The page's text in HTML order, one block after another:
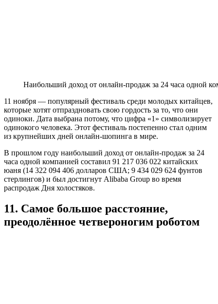
Наибольший доход от онлайн-продаж за 24 часа одной
11 ноября — популярный фестиваль среди молодых китайцев,
которые хотят отпраздновать свою гордость за то, что они
одиноки. Дата выбрана потому, что цифра «1» символизирует
одинокого человека. Этот фестиваль постепенно стал одним
из крупнейших дней онлайн-шопинга в мире.
В прошлом году наибольший доход от онлайн-продаж за 24
часа одной компанией составил 91 217 036 022 китайских
юаня (14 322 094 406 долларов США; 9 434 029 624 фунтов
стерлингов) и был достигнут Alibaba Group во время
распродаж Дня холостяков.
11. Самое большое расстояние,
преодолённое четвероногим роботом